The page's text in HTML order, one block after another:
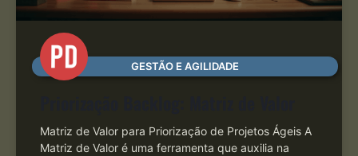
GESTÃO E AGILIDADE
Matriz de Valor para Priorização de Projetos Ágeis A
Matriz de Valor é uma ferramenta que auxilia na